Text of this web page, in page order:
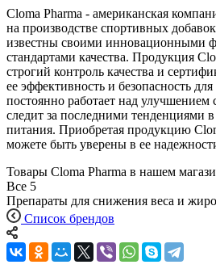
Cloma Pharma - американская
на производстве спортивных
известны своими инновационными
стандартами качества. Продукция
строгий контроль качества и
ее эффективность и безопасность
постоянно работает над улучшением
следит за последними тенденциями
питания. Приобретая продукцию
можете быть уверены в ее
Товары Cloma Pharma в нашем
Все 5
Препараты для снижения веса и
Список брендов